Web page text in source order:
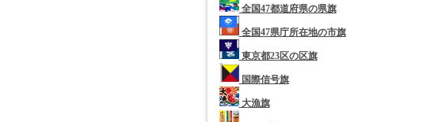
全国47都道府県の県旗
全国47県庁所在地の市旗
東京都23区の区旗
国際信号旗
大漁旗